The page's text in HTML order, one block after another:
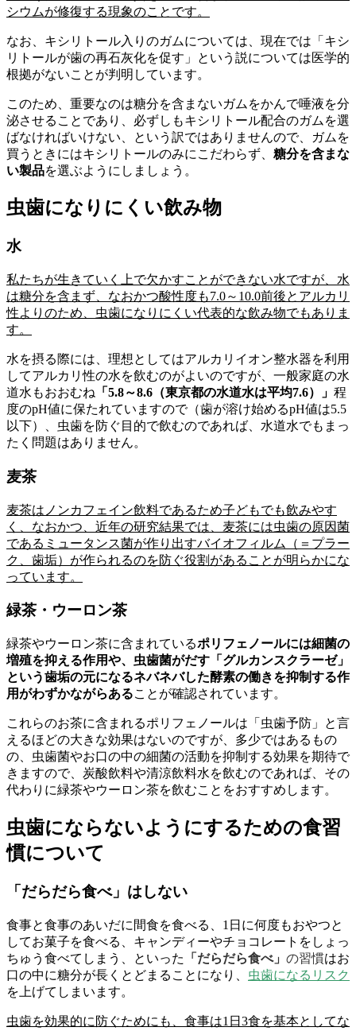
シウムが修復する現象のことです。
なお、キシリトール入りのガムについては、現在では「キシ
リトールが歯の再石灰化を促す」という説については医学的
根拠がないことが判明しています。
このため、重要なのは糖分を含まないガムをかんで唾液を分
泌させることであり、必ずしもキシリトール配合のガムを選
ばなければいけない、という訳ではありませんので、ガムを
買うときにはキシリトールのみにこだわらず、 糖分を含まな
い製品を選ぶようにしましょう。
虫歯になりにくい飲み物
水
私たちが生きていく上で欠かすことができない水ですが、水
は糖分を含まず、なおかつ酸性度も7.0～10.0前後とアルカリ
性よりのため、虫歯になりにくい代表的な飲み物でもありま
す。
水を摂る際には、理想としてはアルカリイオン整水器を利用
してアルカリ性の水を飲むのがよいのですが、一般家庭の水
道水もおおむね 「5.8～8.6（東京都の水道水は平均7.6）」 程
度のpH値に保たれていますので（歯が溶け始めるpH値は5.5
以下）、虫歯を防ぐ目的で飲むのであれば、水道水でもまっ
たく問題はありません。
麦茶
麦茶はノンカフェイン飲料であるため子どもでも飲みやす
く、なおかつ、近年の研究結果では、麦茶には虫歯の原因菌
であるミュータンス菌が作り出すバイオフィルム（＝プラー
ク、歯垢）が作られるのを防ぐ役割があることが明らかにな
っています。
緑茶・ウーロン茶
緑茶やウーロン茶に含まれているポリフェノールには細菌の
増殖を抑える作用や、虫歯菌がだす「グルカンスクラーゼ」
という歯垢の元になるネバネバした酵素の働きを抑制する作
用がわずかながらあることが確認されています。
これらのお茶に含まれるポリフェノールは「虫歯予防」と言
えるほどの大きな効果はないのですが、多少ではあるもの
の、虫歯菌やお口の中の細菌の活動を抑制する効果を期待で
きますので、炭酸飲料や清涼飲料水を飲むのであれば、その
代わりに緑茶やウーロン茶を飲むことをおすすめします。
虫歯にならないようにするための食習
慣について
「だらだら食べ」はしない
食事と食事のあいだに間食を食べる、1日に何度もおやつと
してお菓子を食べる、キャンディーやチョコレートをしょっ
ちゅう食べてしまう、といった
「だらだら食べ」 の習慣はお
口の中に糖分が長くとどまることになり、 虫歯になるリスク
を上げてしまいます。
虫歯を効果的に防ぐためにも、食事は1日3食を基本としてな